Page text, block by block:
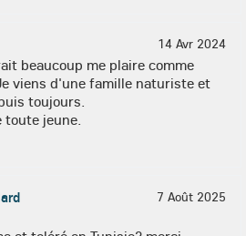
14 Avr 2024
beaucoup me plaire comme
viens d'une famille naturiste et
toujours.
toute jeune.
7 Août 2025